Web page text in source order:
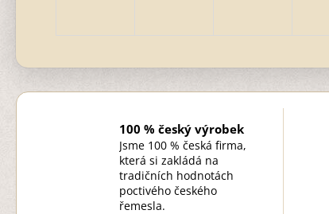
100 % český výrobek
Jsme 100 % česká firma,
která si zakládá na
tradičních hodnotách
poctivého českého
řemesla.